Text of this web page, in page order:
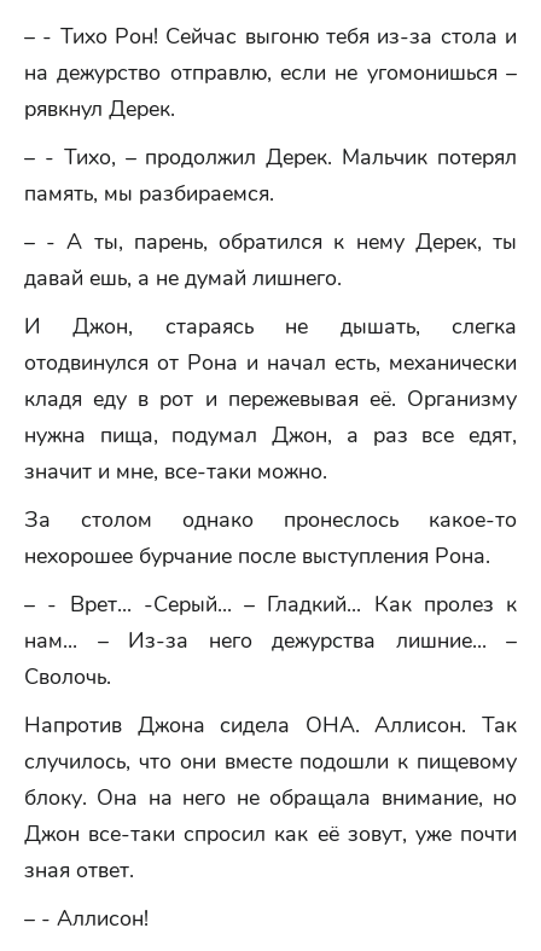
– - Тихо Рон! Сейчас выгоню тебя из-за стола и
на дежурство отправлю, если не угомонишься –
рявкнул Дерек.
– - Тихо, – продолжил Дерек. Мальчик потерял
память, мы разбираемся.
– - А ты, парень, обратился к нему Дерек, ты
давай ешь, а не думай лишнего.
И Джон, стараясь не дышать, слегка
отодвинулся от Рона и начал есть, механически
кладя еду в рот и пережевывая её. Организму
нужна пища, подумал Джон, а раз все едят,
значит и мне, все-таки можно.
За столом однако пронеслось какое-то
нехорошее бурчание после выступления Рона.
– - Врет... -Серый... – Гладкий... Как пролез к
нам... – Из-за него дежурства лишние... –
Сволочь.
Напротив Джона сидела ОНА. Аллисон. Так
случилось, что они вместе подошли к пищевому
блоку. Она на него не обращала внимание, но
Джон все-таки спросил как её зовут, уже почти
зная ответ.
– - Аллисон!